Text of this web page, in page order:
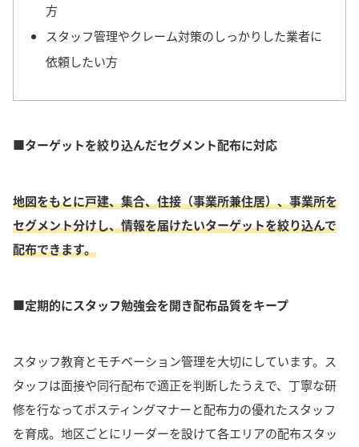
方
スタッフ管理やクレーム対策のしっかりした業者に
依頼したい方
■ターゲットを絞り込んだセグメント配布に対応
地図をもとに戸建、集合、住接（事業所兼住居）、事業所を
セグメント分けし、情報を届けたいターゲットを絞り込んで
配布できます。
■定期的にスタッフ勉強会を開き配布品質をキープ
スタッフ教育とモチベーション管理を大切にしています。 ス
タッフは面接や同行配布で適正を判断したうえで、丁寧な研
修を行なってポスティングマナーと配布力の優れたスタッフ
を育成。 地区ごとにリーダーを設けて各エリアの配布スタッ